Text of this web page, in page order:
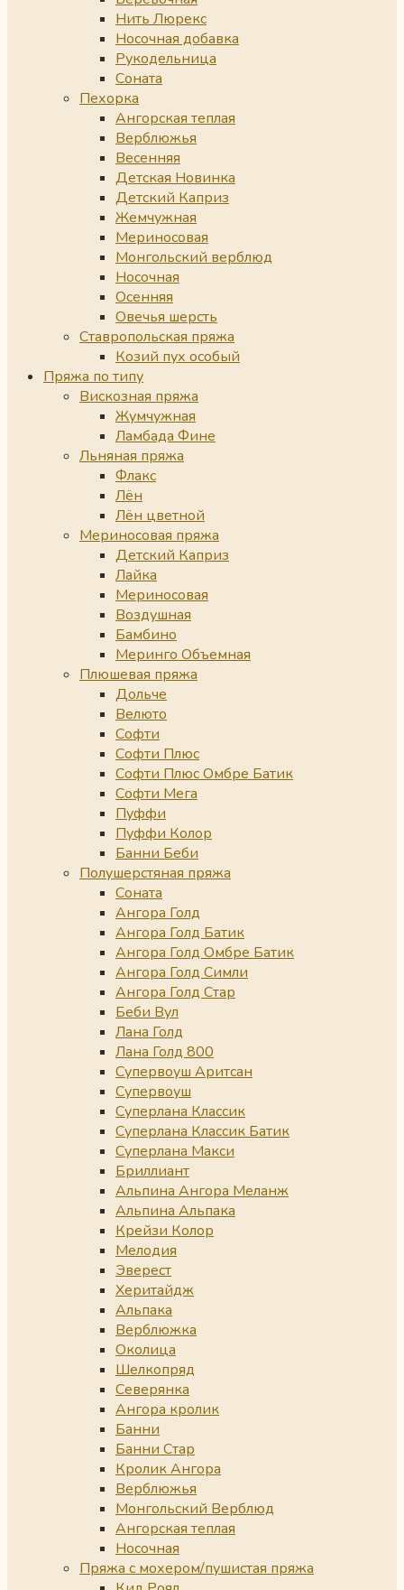
Нить Люрекс
Носочная добавка
Рукодельница
Соната
Пехорка
Ангорская теплая
Верблюжья
Весенняя
Детская Новинка
Детский Каприз
Жемчужная
Мериносовая
Монгольский верблюд
Носочная
Осенняя
Овечья шерсть
Ставропольская пряжа
Козий пух особый
Пряжа по типу
Вискозная пряжа
Жумчужная
Ламбада Фине
Льняная пряжа
Флакс
Лён
Лён цветной
Мериносовая пряжа
Детский Каприз
Лайка
Мериносовая
Воздушная
Бамбино
Меринго Объемная
Плюшевая пряжа
Дольче
Велюто
Софти
Софти Плюс
Софти Плюс Омбре Батик
Софти Мега
Пуффи
Пуффи Колор
Банни Беби
Полушерстяная пряжа
Соната
Ангора Голд
Ангора Голд Батик
Ангора Голд Омбре Батик
Ангора Голд Симли
Ангора Голд Стар
Беби Вул
Лана Голд
Лана Голд 800
Супервоуш Аритсан
Супервоуш
Суперлана Классик
Суперлана Классик Батик
Суперлана Макси
Бриллиант
Альпина Ангора Меланж
Альпина Альпака
Крейзи Колор
Мелодия
Эверест
Херитайдж
Альпака
Верблюжка
Околица
Шелкопряд
Северянка
Ангора кролик
Банни
Банни Стар
Кролик Ангора
Верблюжья
Монгольский Верблюд
Ангорская теплая
Носочная
Пряжа с мохером/пушистая пряжа